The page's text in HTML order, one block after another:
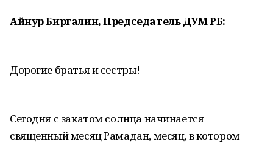
Айнур Биргалин, Председатель ДУМ РБ:
Дорогие братья и сестры!
Сегодня с закатом солнца начинается
священный месяц Рамадан, месяц, в котором